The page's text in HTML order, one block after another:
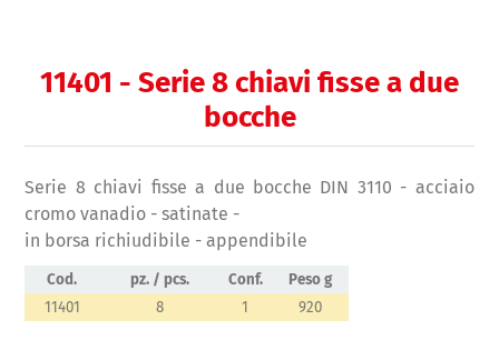
11401 - Serie 8 chiavi fisse a due
bocche
Serie 8 chiavi fisse a due bocche DIN 3110 - acciaio
cromo vanadio - satinate -
in borsa richiudibile - appendibile
Cod. pz. / pcs. Conf.
Peso g
11401
8 1 920